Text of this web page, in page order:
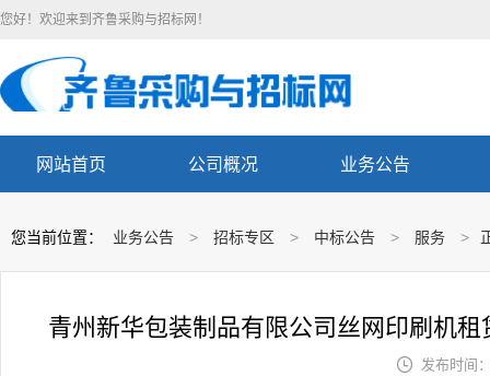
您好！欢迎来到齐鲁采购与招标网！
网站首页 公司概况 业务公告
您当前位置： 业务公告 > 招标专区 > 中标公告 > 服务 >
青州新华包装制品有限公司丝网印刷机
 发布时间